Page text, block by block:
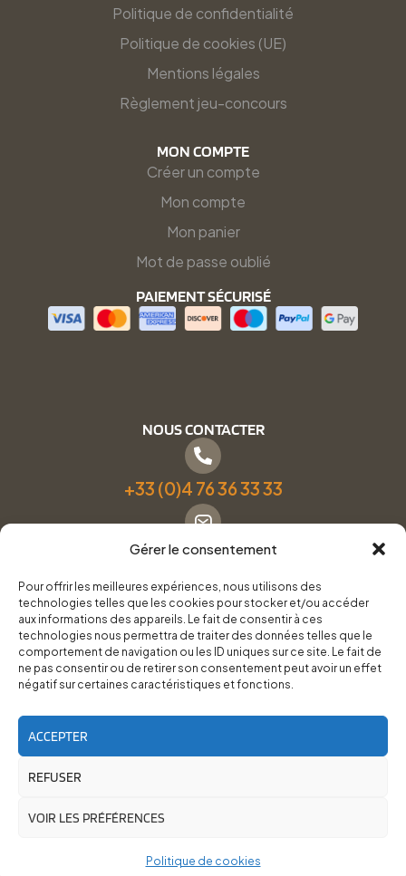
Gérer le consentement
Pour offrir les meilleures expériences, nous utilisons des
technologies telles que les cookies pour stocker et/ou accéder
aux informations des appareils. Le fait de consentir à ces
technologies nous permettra de traiter des données telles que le
comportement de navigation ou les ID uniques sur ce site. Le fait de
ne pas consentir ou de retirer son consentement peut avoir un effet
négatif sur certaines caractéristiques et fonctions.
ACCEPTER
REFUSER
VOIR LES PRÉFÉRENCES
Politique de cookies
Politique de confidentialité
Politique de cookies (UE)
Mentions légales
Règlement jeu-concours
MON COMPTE
Créer un compte
Mon compte
Mon panier
Mot de passe oublié
PAIEMENT SÉCURISÉ
NOUS CONTACTER
+33 (0)4 76 36 33 33
Formulaire de contact
Pneus Services Loisirs - Garage Point S - 28 Bd Denfert
Rochereau, 38500 Voiron
RoadTrip Équipement/Pneus Services Loisirs - 2026